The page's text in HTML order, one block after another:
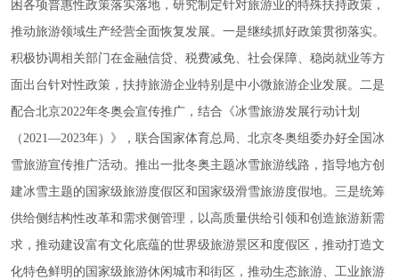
困各项普惠性政策落实落地，研究制定针对旅游业的特殊扶持政策，
推动旅游领域生产经营全面恢复发展。一是继续抓好政策贯彻落实。
积极协调相关部门在金融信贷、税费减免、社会保障、稳岗就业等方
面出台针对性政策，扶持旅游企业特别是中小微旅游企业发展。二是
配合北京2022年冬奥会宣传推广，结合《冰雪旅游发展行动计划
（2021—2023年）》，联合国家体育总局、北京冬奥组委办好全国冰
雪旅游宣传推广活动。推出一批冬奥主题冰雪旅游线路，指导地方创
建冰雪主题的国家级旅游度假区和国家级滑雪旅游度假地。三是统筹
供给侧结构性改革和需求侧管理，以高质量供给引领和创造旅游新需
求，推动建设富有文化底蕴的世界级旅游景区和度假区，推动打造文
化特色鲜明的国家级旅游休闲城市和街区，推动生态旅游、工业旅游